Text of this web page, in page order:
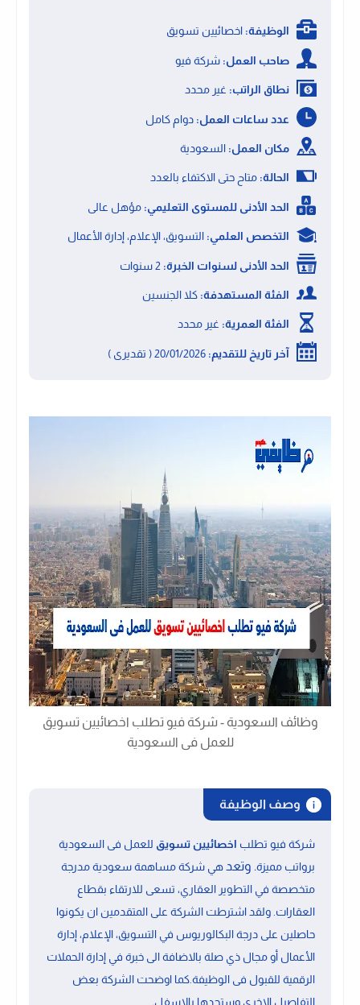
الوظيفة: اخصائيين تسويق
صاحب العمل: شركة فيو
نطاق الراتب: غير محدد
عدد ساعات العمل: دوام كامل
مكان العمل: السعودية
الحالة: متاح حتى الاكتفاء بالعدد
الحد الأدنى للمستوى التعليمي: مؤهل عالى
التخصص العلمي: التسويق، الإعلام، إدارة الأعمال
الحد الأدنى لسنوات الخبرة:
الفئة المستهدفة: كلا الجنسين
الفئة العمرية: غير محدد
آخر تاريخ للتقديم:
وظائف السعودية - شركة فيو تطلب اخصائيين تسويق
للعمل فى السعودية
وصف الوظيفة
شركة فيو تطلب اخصائيين تسويق للعمل فى السعودية
برواتب مميزة. وتعدهي شركة مساهمة سعودية مدرجة
متخصصة في التطوير العقاري، تسعى للارتقاء بقطاع
العقارات. ولقد اشترطت الشركة على المتقدمين ان يكونوا
حاصلين على درجة البكالوريوس في التسويق، الإعلام، إدارة
الأعمال أو مجال ذي صلة بالاضافة الى خبرة في إدارة الحملات
الرقمية للقبول فى الوظيفة.كما اوضحت الشركة بعض
التفاصيل الاخرى وستجدها بالاسفل.